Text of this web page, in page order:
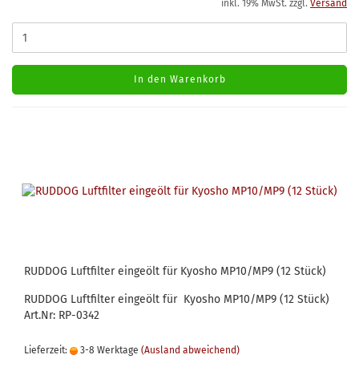
inkl. 19% MwSt. zzgl. Versand
In den Warenkorb
RUDDOG Luftfilter eingeölt für Kyosho MP10/MP9 (12 Stück)
RUDDOG Luftfilter eingeölt für Kyosho MP10/MP9 (12 Stück)
Art.Nr: RP-0342
Lieferzeit: 3-8 Werktage (Ausland abweichend)